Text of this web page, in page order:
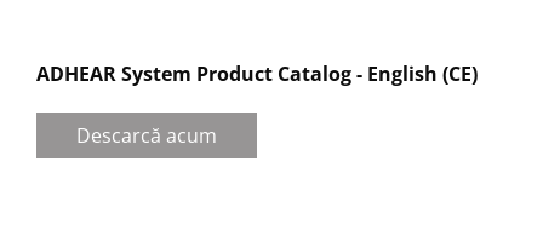
ADHEAR System Product Catalog - English (CE)
Descarcă acum